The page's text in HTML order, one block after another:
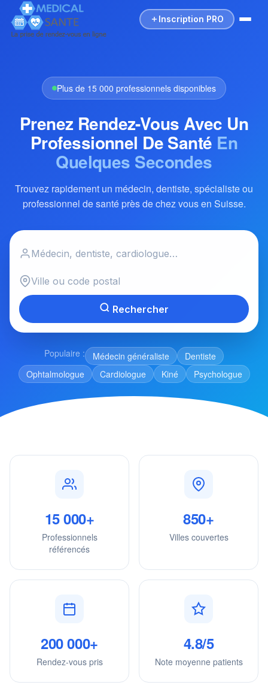
Inscription PRO
Plus de 15 000 professionnels disponibles
Prenez Rendez-Vous Avec Un
Professionnel De Santé En
Quelques Secondes
Trouvez rapidement un médecin, dentiste, spécialiste ou
professionnel de santé près de chez vous en Suisse.
Rechercher
Populaire : Médecin généraliste
Dentiste
Ophtalmologue
Cardiologue Kiné Psychologue
15 000+
Professionnels
référencés
850+
Villes couvertes
200 000+
Rendez-vous pris
4.8/5
Note moyenne patients